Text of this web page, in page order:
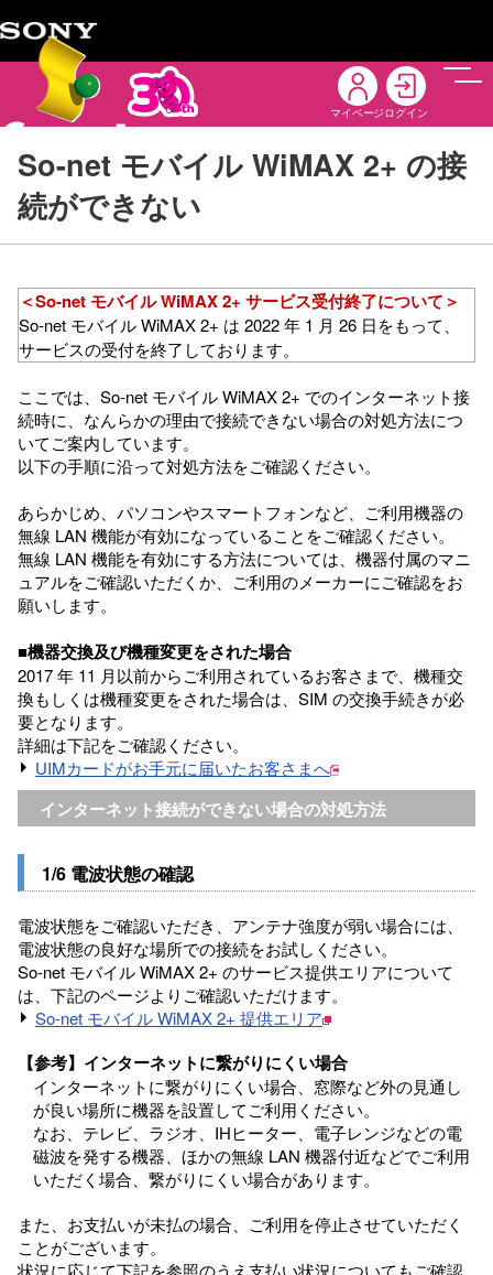
マイページ ログイン
メニ
So-net モバイル WiMAX 2+ の接
続ができない
＜So-net モバイル WiMAX 2+ サービス受付終了について＞
So-net モバイル WiMAX 2+ は 2022 年 1 月 26 日をもって、
サービスの受付を終了しております。
ここでは、So-net モバイル WiMAX 2+ でのインターネット接
続時に、なんらかの理由で接続できない場合の対処方法につ
いてご案内しています。
以下の手順に沿って対処方法をご確認ください。
あらかじめ、パソコンやスマートフォンなど、ご利用機器の
無線 LAN 機能が有効になっていることをご確認ください。
無線 LAN 機能を有効にする方法については、機器付属のマニ
ュアルをご確認いただくか、ご利用のメーカーにご確認をお
願いします。
■機器交換及び機種変更をされた場合
2017 年 11 月以前からご利用されているお客さまで、機種交
換もしくは機種変更をされた場合は、SIM の交換手続きが必
要となります。
詳細は下記をご確認ください。
UIMカードがお手元に届いたお客さまへ
インターネット接続ができない場合の対処方法
1/6 電波状態の確認
電波状態をご確認いただき、アンテナ強度が弱い場合には、
電波状態の良好な場所での接続をお試しください。
So-net モバイル WiMAX 2+ のサービス提供エリアについて
は、下記のページよりご確認いただけます。
So-net モバイル WiMAX 2+ 提供エリア
【参考】インターネットに繋がりにくい場合
インターネットに繋がりにくい場合、窓際など外の見通し
が良い場所に機器を設置してご利用ください。
なお、テレビ、ラジオ、IHヒーター、電子レンジなどの電
磁波を発する機器、ほかの無線 LAN 機器付近などでご利用
いただく場合、繋がりにくい場合があります。
また、お支払いが未払の場合、ご利用を停止させていただく
ことがございます。
状況に応じて下記を参照のうえ支払い状況についてもご確認